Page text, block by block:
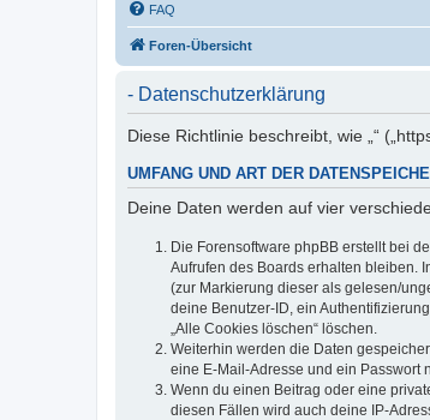
FAQ
Foren-Übersicht
- Datenschutzerklärung
Diese Richtlinie beschreibt, wie „“
UMFANG UND ART DER
Deine Daten werden auf vier
Die Forensoftware phpBB erstellt bei
Aufrufen des Boards erhalten bleiben.
(zur Markierung dieser als gelesen/
deine Benutzer-ID, ein
„Alle Cookies löschen“ löschen.
Weiterhin werden die Daten
eine E-Mail-Adresse und ein Passwort
Wenn du einen Beitrag oder eine
diesen Fällen wird auch deine IP-